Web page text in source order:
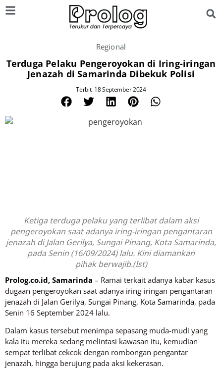
Regional
Terduga Pelaku Pengeroyokan di Iring-iringan
Jenazah di Samarinda Dibekuk Polisi
Terbit: 18 September 2024
Ketiga terduga pelaku yang terlibat dalam aksi
pengeroyokan saat adanya iring-iringan pengantaran
jenazah di Jalan Gerilya, Sungai Pinang, Kota Samarinda,
pada Senin (16/09/2024) lalu. Kini diamankan
pihak berwajib.(Ist)
Prolog.co.id, Samarinda – Ramai terkait adanya kabar kasus
dugaan pengeroyokan saat adanya iring-iringan pengantaran
jenazah di Jalan Gerilya, Sungai Pinang, Kota Samarinda, pada
Senin 16 September 2024 lalu.
Dalam kasus tersebut menimpa sepasang muda-mudi yang
kala itu mereka sedang melintasi kawasan itu, kemudian
sempat terlibat cekcok dengan rombongan pengantar
jenazah, hingga berujung pada aksi kekerasan.